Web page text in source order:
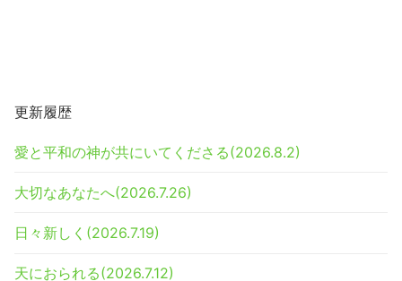
更新履歴
愛と平和の神が共にいてくださる(2026.8.2)
大切なあなたへ(2026.7.26)
日々新しく(2026.7.19)
天におられる(2026.7.12)